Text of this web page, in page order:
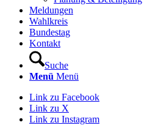
Meldungen
Wahlkreis
Bundestag
Kontakt
Suche
Menü Menü
Link zu Facebook
Link zu X
Link zu Instagram